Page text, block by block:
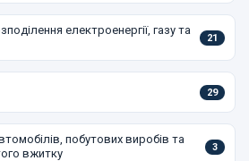
електроенергії, газу та
21
29
побутових виробів та
вжитку
3